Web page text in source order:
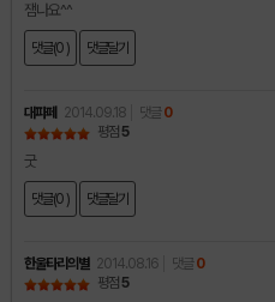
잼나요^^
댓글(0 ) 댓글달기
대파페 2014.09.18 댓글 0
평점 5
굿
댓글(0 ) 댓글달기
한울타리의별 2014.08.16 댓글 0
평점 5